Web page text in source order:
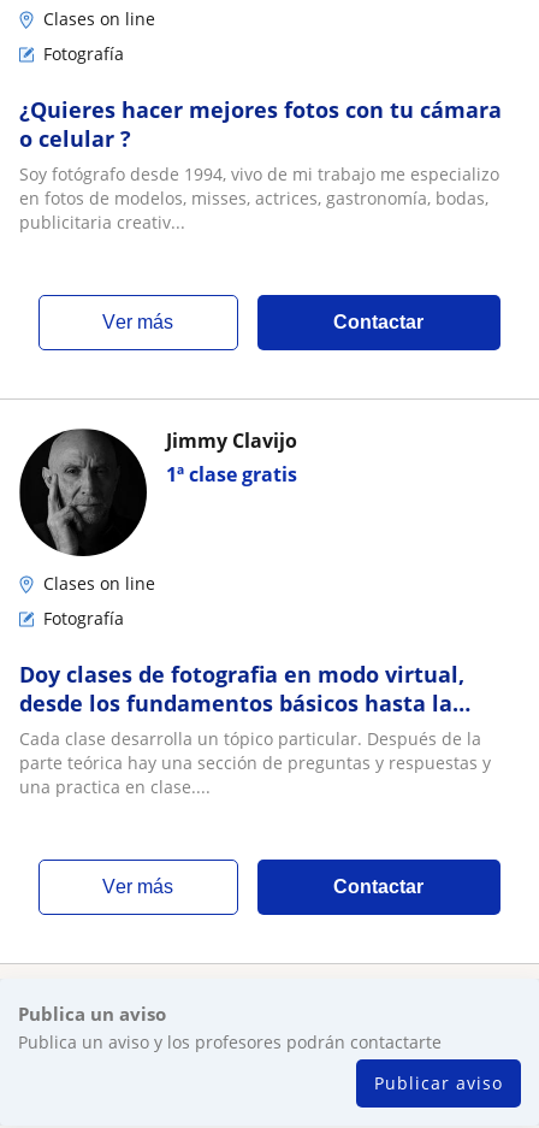
Clases on line
Fotografía
¿Quieres hacer mejores fotos con tu cámara
o celular ?
Soy fotógrafo desde 1994, vivo de mi trabajo me especializo
en fotos de modelos, misses, actrices, gastronomía, bodas,
publicitaria creativ...
ver más Contactar
1ª clase gratis
Jimmy Clavijo
Clases on line
Fotografía
Doy clases de fotografia en modo virtual,
desde los fundamentos básicos hasta la
inspiración para tomar fotos creativamente
Cada clase desarrolla un tópico particular. Después de la
parte teórica hay una sección de preguntas y respuestas y
una practica en clase....
ver más Contactar
Publica un aviso
Publica un aviso y los profesores podrán contactarte
Publicar aviso